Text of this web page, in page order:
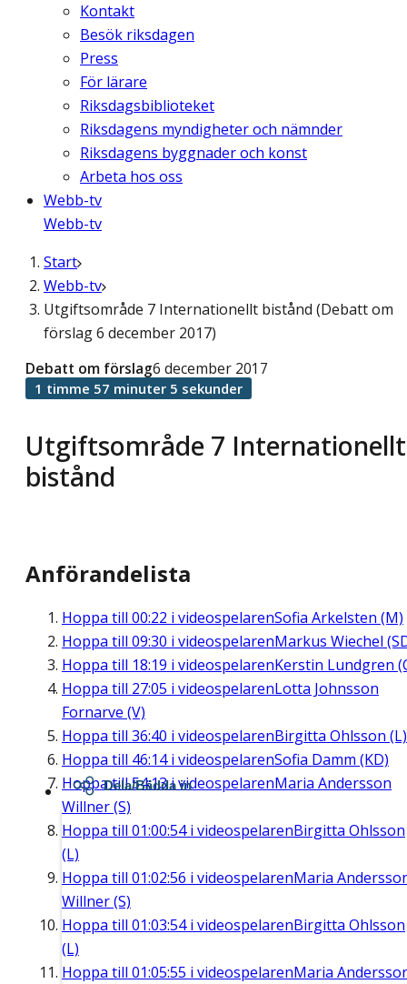
Kontakt
Besök riksdagen
Press
För lärare
Riksdagsbiblioteket
Riksdagens myndigheter och nämnder
Riksdagens byggnader och konst
Arbeta hos oss
Webb-tv
Webb-tv
Start
Webb-tv
Utgiftsområde 7 Internationellt bistånd (Debatt om
förslag 6 december 2017)
Utgiftsområde 7 Internationellt
bistånd
Debatt om förslag6 december 2017
1 timme 57 minuter 5 sekunder
Anförandelista
Hoppa till 00:22 i videospelarenSofia Arkelsten (M)
Hoppa till 09:30 i videospelarenMarkus Wiechel
Hoppa till 18:19 i videospelarenKerstin Lundgren
Hoppa till 27:05 i videospelarenLotta Johnsson
Fornarve (V)
Hoppa till 36:40 i videospelarenBirgitta Ohlsson (L)
Hoppa till 46:14i videospelarenSofia Damm (KD)
Hoppa till54:13i videospelarenMaria Andersson
Willner (S)
Hoppa till 01:00:54i videospelarenBirgitta Ohlsson
(L)
Hoppa till 01:02:56 i videospelarenMaria
Willner (S)
Hoppa till 01:03:54i videospelarenBirgitta Ohlsson
(L)
Hoppa till 01:05:55 i videospelarenMaria
Dela/Bädda in